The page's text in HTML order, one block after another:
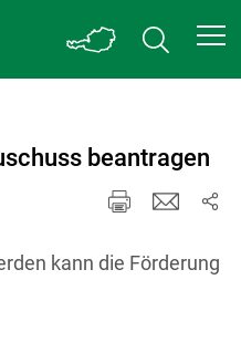
beantragen
kann die Förderung